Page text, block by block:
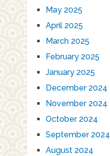
May 2025
April 2025
March 2025
February 2025
January 2025
December 2024
November 2024
October 2024
September 2024
August 2024